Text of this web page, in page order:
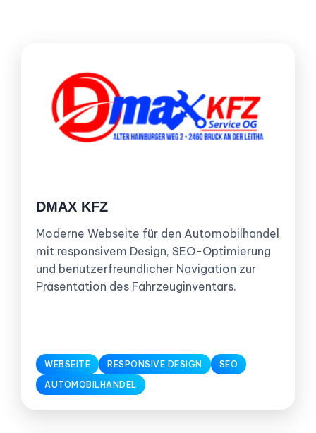
DMAX KFZ
Moderne Webseite für den Automobilhandel
mit responsivem Design, SEO-Optimierung
und benutzerfreundlicher Navigation zur
Präsentation des Fahrzeuginventars.
WEBSEITE RESPONSIVE DESIGN
SEO
AUTOMOBILHANDEL